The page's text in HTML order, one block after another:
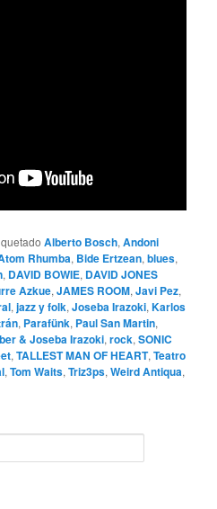
Alberto Bosch,Andoni
Rhumba, Bide Ertzean,blues,
, DAVID BOWIE, DAVID JONES
Azkue,JAMES ROOM,Javi Pez,
,jazz y folk,Joseba Irazoki,Karlos
, Parafünk, Paul San Martin,
& Joseba Irazoki,rock,SONIC
,TALLEST MAN OF HEART,Teatro
,Tom Waits,Triz3ps,Weird Antiqua,